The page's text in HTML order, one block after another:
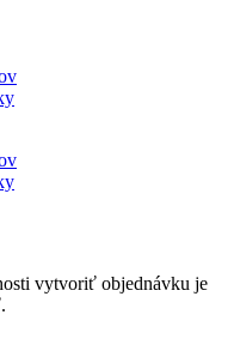
vytvoriť objednávku je